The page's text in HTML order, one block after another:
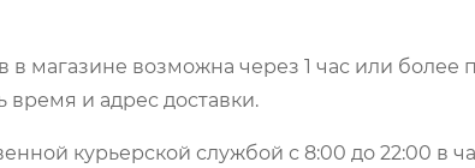
в магазине возможна через 1 час или
время и адрес доставки.
курьерской службой с 8:00 до 22:00